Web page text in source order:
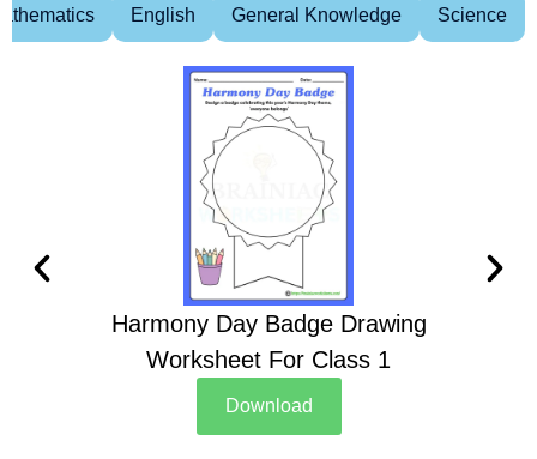
English General Knowledge Science
Harmony Day Badge Drawing
Worksheet For Class 1
Download